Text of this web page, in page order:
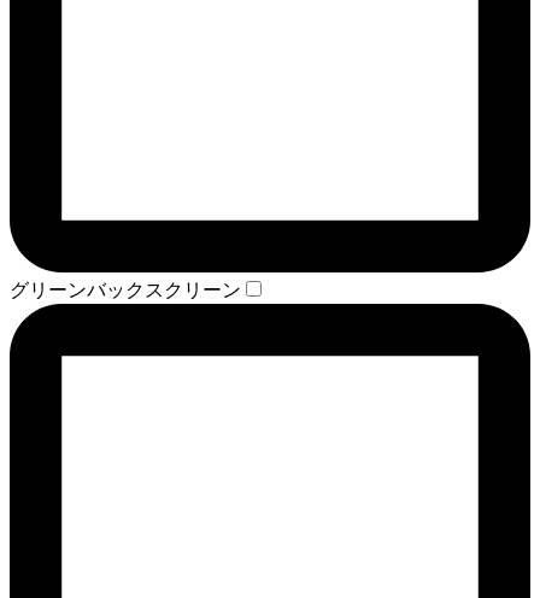
グリーンバックスクリーン